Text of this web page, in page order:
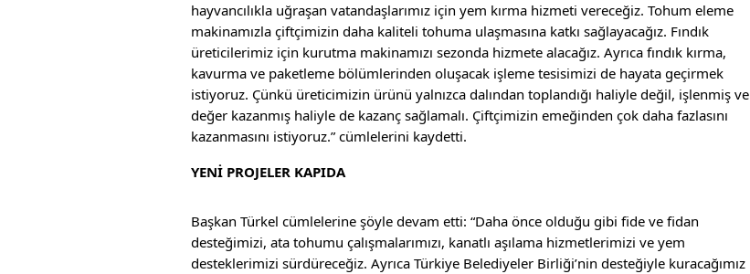
hayvancılıkla uğraşan vatandaşlarımız için yem kırma hizmeti vereceğiz. Tohum eleme
makinamızla çiftçimizin daha kaliteli tohuma ulaşmasına katkı sağlayacağız. Fındık
üreticilerimiz için kurutma makinamızı sezonda hizmete alacağız. Ayrıca fındık kırma,
kavurma ve paketleme bölümlerinden oluşacak işleme tesisimizi de hayata geçirmek
istiyoruz. Çünkü üreticimizin ürünü yalnızca dalından toplandığı haliyle değil, işlenmiş ve
değer kazanmış haliyle de kazanç sağlamalı. Çiftçimizin emeğinden çok daha fazlasını
kazanmasını istiyoruz.” cümlelerini kaydetti.
YENİ PROJELER KAPIDA
Başkan Türkel cümlelerine şöyle devam etti: “Daha önce olduğu gibi fide ve fidan
desteğimizi, ata tohumu çalışmalarımızı, kanatlı aşılama hizmetlerimizi ve yem
desteklerimizi sürdüreceğiz. Ayrıca Türkiye Belediyeler Birliği’nin desteğiyle kuracağımız